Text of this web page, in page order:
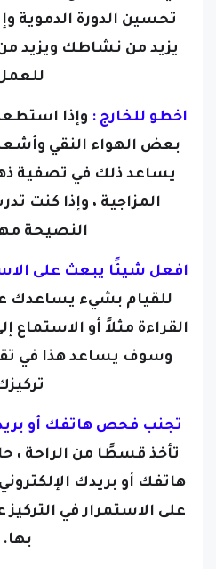
تحسين الدورة الدموية
يزيد من نشاطك ويزيد من
اخطو للخارج : وإذا
بعض الهواء النقي
يساعد ذلك في تصفية
المزاجية ، وإذا كنت
النصيحة
افعل شيئًا يبعث على
للقيام بشيء يساعدك
القراءة مثلاً أو الاستماع
وسوف يساعد هذا في
تجنب فحص هاتفك أو
تأخذ قسطًا من الراحة ،
هاتفك أو بريدك
على الاستمرار في
بها.